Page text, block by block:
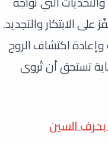
الابتكار والتجديد.
اكتشاف الروح
تستحق أن تُروى
بحرف السين